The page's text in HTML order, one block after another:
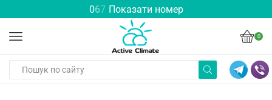
067 Показати номер
0